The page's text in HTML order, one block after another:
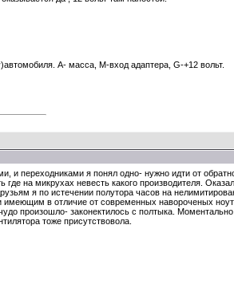
А- масса, М-вход адаптера, G-+12 вольт.
переходниками я понял одно- нужно идти от
на микрухах невесть какого производителя.
я по истечении полутора часов на
в отличие от современных навороченых
произошло- законектилось с полтыка.
тоже присутствовола.